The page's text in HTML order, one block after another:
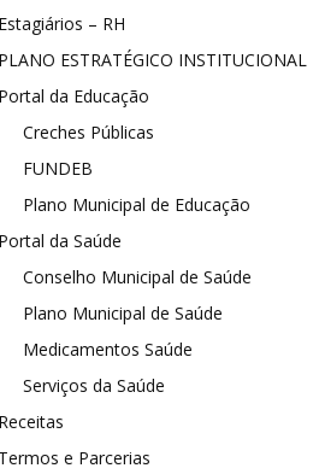
– RH
ESTRATÉGICO INSTITUCIONAL
da Educação
Creches Públicas
FUNDEB
Plano Municipal de Educação
da Saúde
Conselho Municipal de Saúde
Plano Municipal de Saúde
Medicamentos Saúde
Serviços da Saúde
e Parcerias